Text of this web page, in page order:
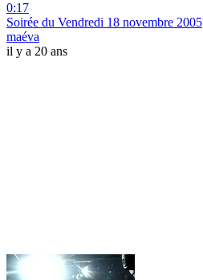
0:17
Soirée du Vendredi 18 novembre 2005
maéva
il y a 20 ans